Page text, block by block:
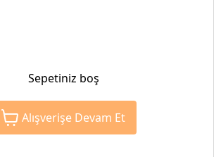
Sepetiniz boş
Alışverişe Devam Et